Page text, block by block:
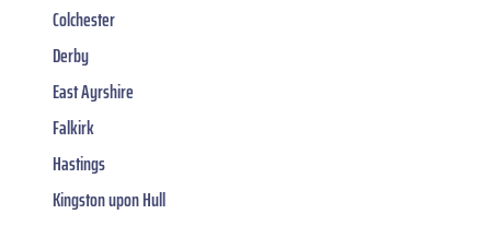
Colchester
Derby
East Ayrshire
Falkirk
Hastings
Kingston upon Hull